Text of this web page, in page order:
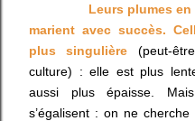
Leurs plumes
marient avec succès.
plus singulière (peut-
culture) : elle est plus
aussi plus épaisse.
s’égalisent : on ne